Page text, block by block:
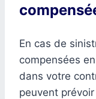
En cas de
compensées
dans votre
peuvent